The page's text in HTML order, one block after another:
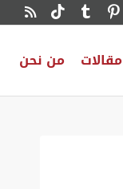
مقالات من نحن